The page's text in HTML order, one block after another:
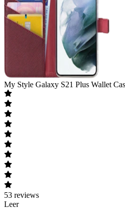
My Style Galaxy S21 Plus Wallet
53 reviews
Leer